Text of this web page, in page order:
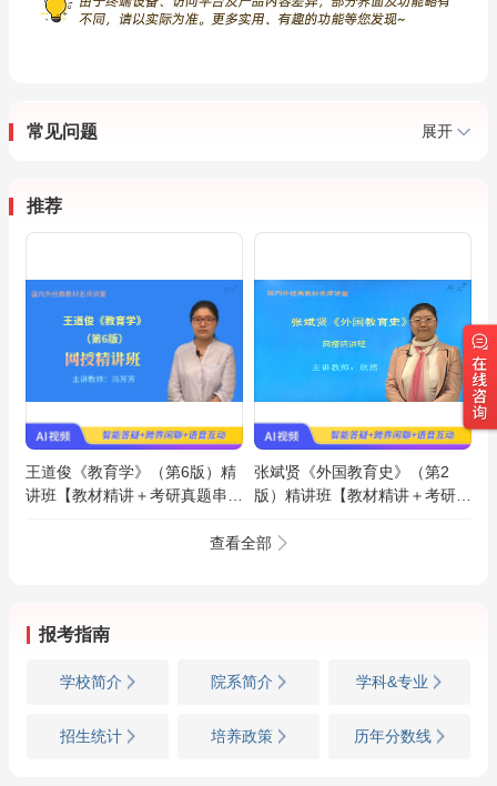
常见问题 展开
推荐
王道俊《教育学》（第6版）精
讲班【教材精讲＋考研真题串
张斌贤《外国教育史》（第2
版）精讲班【教材精讲＋考研真
查看全部
报考指南
学校简介 院系简介 学科&专业
招生统计 培养政策 历年分数线